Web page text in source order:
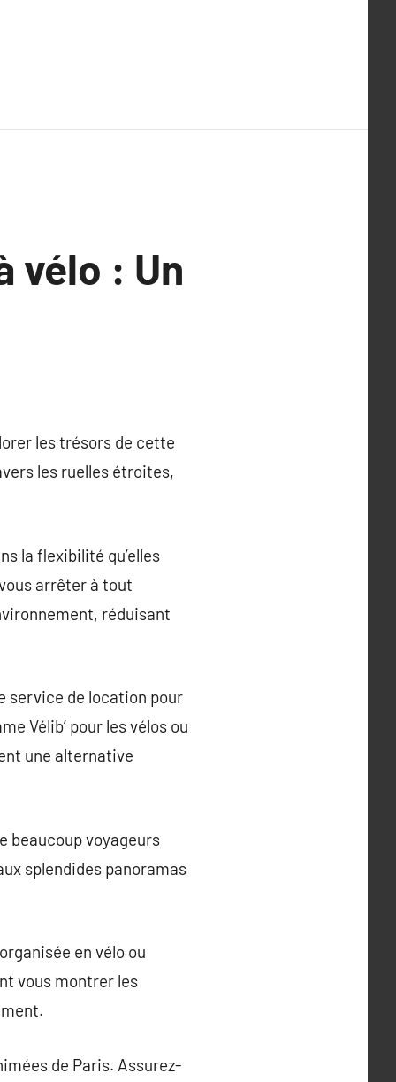
vélo : Un
les trésors de cette
les ruelles étroites,
la flexibilité qu’elles
arrêter à tout
réduisant
service de location pour
Vélib’ pour les vélos ou
une alternative
beaucoup voyageurs
splendides panoramas
en vélo ou
vous montrer les
de Paris. Assurez-